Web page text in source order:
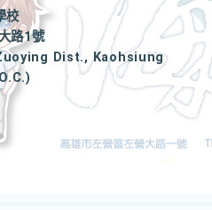
校
路1號
Dist., Kaohsiung